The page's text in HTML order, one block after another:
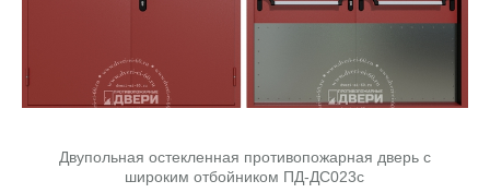
Двупольная остекленная противопожарная дверь с
широким отбойником ПД-ДС023c